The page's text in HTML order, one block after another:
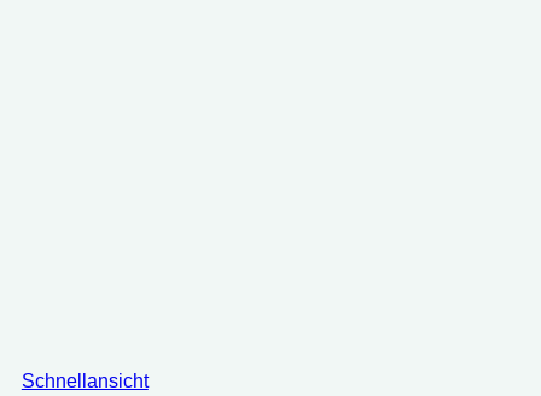
Schnellansicht